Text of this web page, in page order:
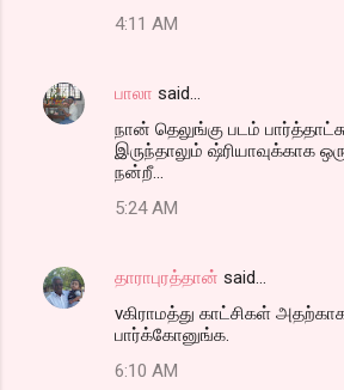
4:11 AM
பாலா said…
நான் தெலுங்கு படம் பார்த்தாட்சு
இருந்தாலும் ஷ்ரியாவுக்காக
நன்றீ...
5:24 AM
தாராபுரத்தான் said…
vகிராமத்து காட்சிகள்
பார்க்கோனுங்க.
6:10 AM